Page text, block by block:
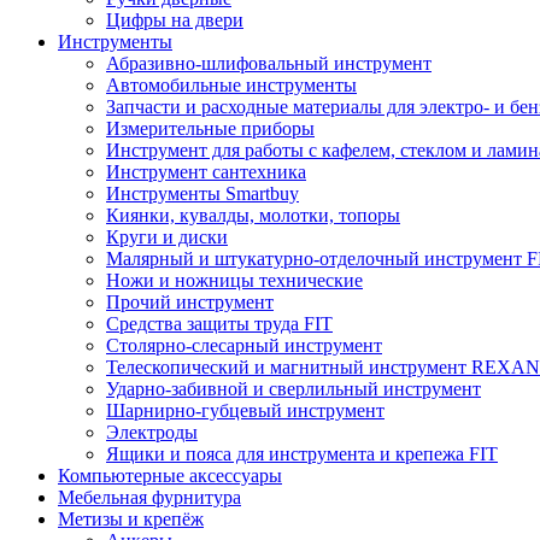
Цифры на двери
Инструменты
Абразивно-шлифовальный инструмент
Автомобильные инструменты
Запчасти и расходные материалы для электро- и
Измерительные приборы
Инструмент для работы с кафелем, стеклом и
Инструмент сантехника
Инструменты Smartbuy
Киянки, кувалды, молотки, топоры
Круги и диски
Малярный и штукатурно-отделочный инструмент
Ножи и ножницы технические
Прочий инструмент
Средства защиты труда FIT
Столярно-слесарный инструмент
Телескопический и магнитный инструмент
Ударно-забивной и сверлильный инструмент
Шарнирно-губцевый инструмент
Электроды
Ящики и пояса для инструмента и крепежа FIT
Компьютерные аксессуары
Мебельная фурнитура
Метизы и крепёж